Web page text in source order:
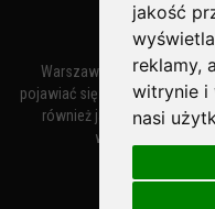
jakość
reklamy,
witrynie i
nasi
Warszawa – miasto
pojawiać się w dokumentach
również jako Warszowa.
wynikała z